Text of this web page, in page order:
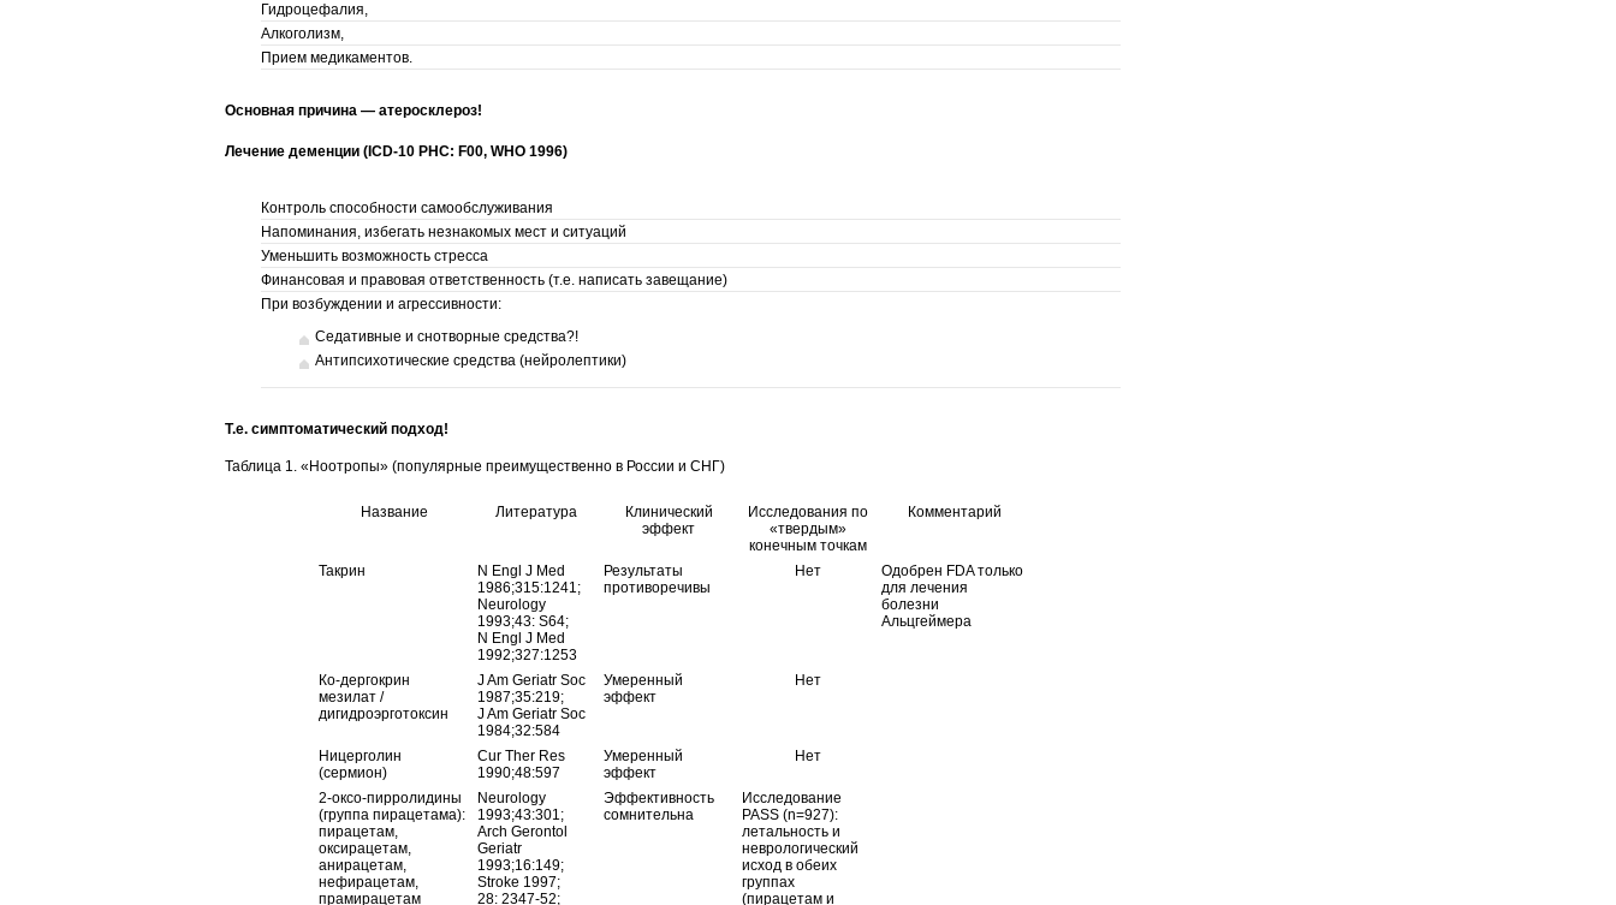
Гидроцефалия,
Алкоголизм,
Прием медикаментов.
Основная причина — атеросклероз!
Лечение деменции (ICD-10 PHC: F00, WHO 1996)
Контроль способности самообслуживания
Напоминания, избегать незнакомых мест и ситуаций
Уменьшить возможность стресса
Финансовая и правовая ответственность (т.е. написать завещание)
При возбуждении и агрессивности:
Седативные и снотворные средства?!
Антипсихотические средства (нейролептики)
Т.е. симптоматический подход!
Таблица 1. «Ноотропы» (популярные преимущественно в России и СНГ)
Название Литература
Клинический
эффект
Исследования по
«твердым»
конечным точкам
Комментарий
Такрин
N Engl J Med
1986;315:1241;
Neurology
1993;43: S64;
N Engl J Med
1992;327:1253
Результаты
противоречивы
Нет
Одобрен FDA только
для лечения
болезни
Альцгеймера
Ко-дергокрин
мезилат /
дигидроэрготоксин
J Am Geriatr Soc
1987;35:219;
J Am Geriatr Soc
1984;32:584
Умеренный
эффект
Нет
Ницерголин
(сермион)
Cur Ther Res
1990;48:597
Умеренный
эффект
Нет
2-оксо-пирролидины
(группа пирацетама):
пирацетам,
оксирацетам,
анирацетам,
нефирацетам,
прамирацетам
Neurology
1993;43:301;
Arch Gerontol
Geriatr
1993;16:149;
Stroke 1997;
28: 2347-52;
Эффективность
сомнительна
Исследование
PASS (n=927):
летальность и
неврологический
исход в обеих
группах
(пирацетам и